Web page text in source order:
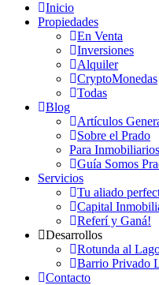
Inicio
Propiedades
En Venta
Inversiones
Alquiler
CryptoMonedas
Todas
Blog
Artículos
Sobre el Prado
Para Inmobiliarios
Guía Somos
Servicios
Tu aliado
Capital
Referí y Ganá!
Desarrollos
Rotunda al
Barrio Privado
Contacto